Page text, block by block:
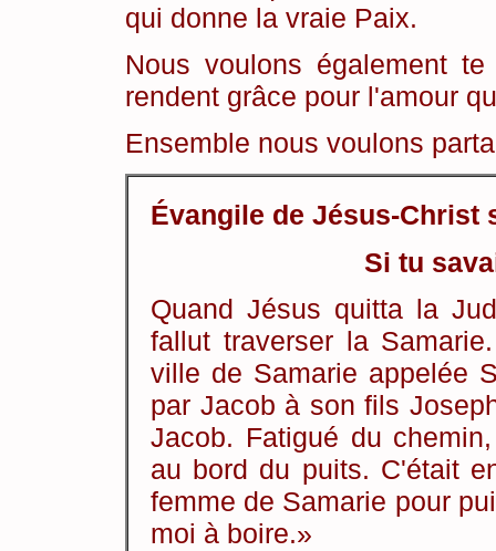
qui donne la vraie Paix.
Nous voulons également
rendent grâce pour l'amour
Ensemble nous voulons
Évangile de Jésus-Christ
Si tu
Quand Jésus quitta la
fallut traverser la
ville de Samarie appelée
par Jacob à son fils
Jacob. Fatigué du
au bord du puits. C'était
femme de Samarie pour
moi à boire.»